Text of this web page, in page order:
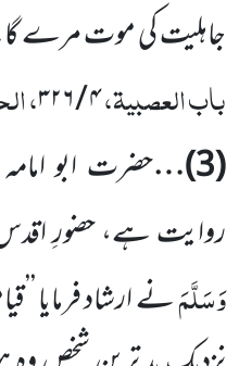
جاہلیت کی موت مرے
باب العصبیۃ،۴ / ۳۲۶ ،
(
3
)…حضرت ابو امامہ
روایت ہے، حضورِ
وَسَلَّمَنے ارشاد فرمایا